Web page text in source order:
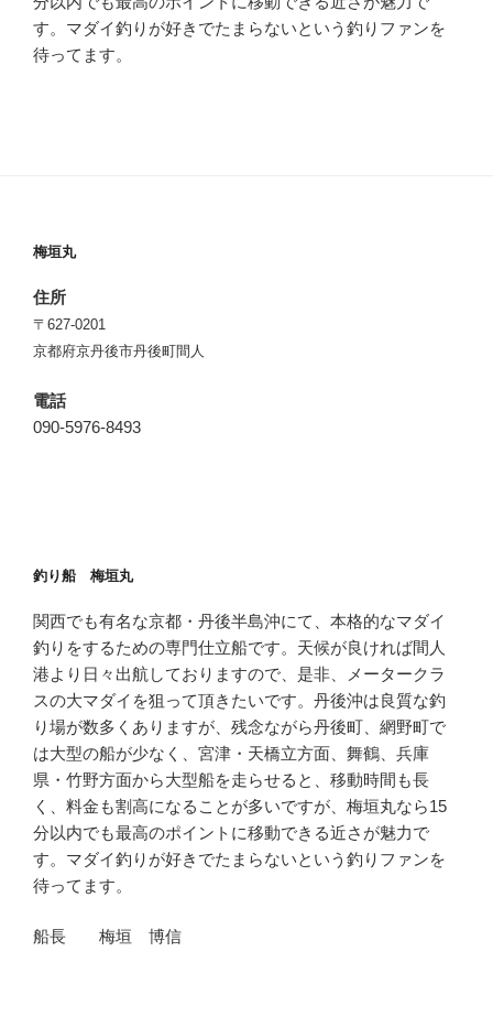
す。マダイ釣りが好きでたまらないという釣りファンを
待ってます。
梅垣丸
住所
〒627-0201
京都府京丹後市丹後町間人
電話
090-5976-8493
釣り船 梅垣丸
関西でも有名な京都・丹後半島沖にて、本格的なマダイ
釣りをするための専門仕立船です。天候が良ければ間人
港より日々出航しておりますので、是非、メータークラ
スの大マダイを狙って頂きたいです。丹後沖は良質な釣
り場が数多くありますが、残念ながら丹後町、網野町で
は大型の船が少なく、宮津・天橋立方面、舞鶴、兵庫
県・竹野方面から大型船を走らせると、移動時間も長
く、料金も割高になることが多いですが、梅垣丸なら15
分以内でも最高のポイントに移動できる近さが魅力で
す。マダイ釣りが好きでたまらないという釣りファンを
待ってます。
船長 梅垣 博信